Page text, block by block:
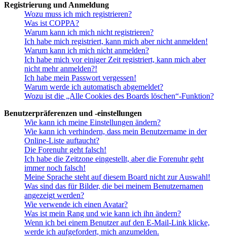
Registrierung und Anmeldung
Wozu muss ich mich registrieren?
Was ist COPPA?
Warum kann ich mich nicht registrieren?
Ich habe mich registriert, kann mich aber nicht anmelden!
Warum kann ich mich nicht anmelden?
Ich habe mich vor einiger Zeit registriert, kann mich aber
nicht mehr anmelden?!
Ich habe mein Passwort vergessen!
Warum werde ich automatisch abgemeldet?
Wozu ist die „Alle Cookies des Boards löschen“-Funktion?
Benutzerpräferenzen und -einstellungen
Wie kann ich meine Einstellungen ändern?
Wie kann ich verhindern, dass mein Benutzername in der
Online-Liste auftaucht?
Die Forenuhr geht falsch!
Ich habe die Zeitzone eingestellt, aber die Forenuhr geht
immer noch falsch!
Meine Sprache steht auf diesem Board nicht zur Auswahl!
Was sind das für Bilder, die bei meinem Benutzernamen
angezeigt werden?
Wie verwende ich einen Avatar?
Was ist mein Rang und wie kann ich ihn ändern?
Wenn ich bei einem Benutzer auf den E-Mail-Link klicke,
werde ich aufgefordert, mich anzumelden.